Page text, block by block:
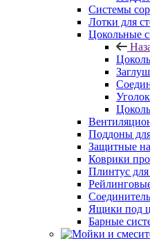
Системы
Лотки для
Цокольные
Уголок
Цоколь
Поддоны
Защитные
Коврики
Плинтус
Ящики под
Барные